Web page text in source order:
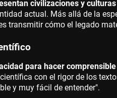
civilizaciones y
actual. Más allá de la
transmitir cómo el legado
para hacer
con el rigor de los
y muy fácil de entender".